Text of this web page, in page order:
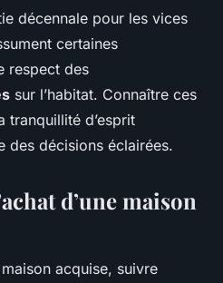
décennale pour les vices
certaines
respect des
sur l’habitat. Connaître ces
tranquillité d’esprit
des décisions éclairées.
d’une maison
acquise, suivre